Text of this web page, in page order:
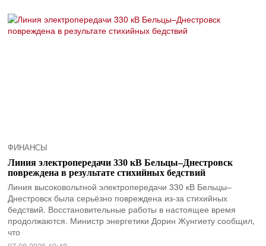
ФИНАНСЫ
Линия электропередачи 330 кВ Бельцы–Днестровск
повреждена в результате стихийных бедствий
Линия высоковольтной электропередачи 330 кВ Бельцы–
Днестровск была серьёзно повреждена из-за стихийных
бедствий. Восстановительные работы в настоящее время
продолжаются. Министр энергетики Дорин Жунгиету сообщил,
что